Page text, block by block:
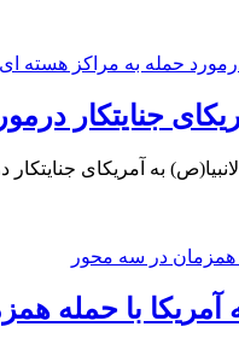
جنایتکار
به آمریکای
با حمله